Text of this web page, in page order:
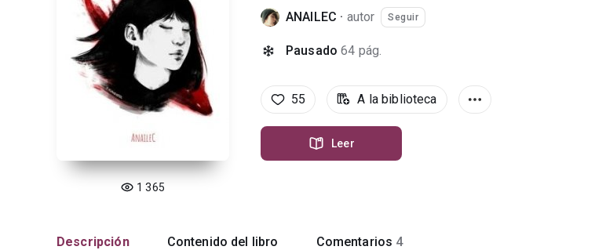
1 365
ANAILEC · autor Seguir
Pausado 64 pág.
55 A la biblioteca
Leer
Descripción Contenido del libro Comentarios 4